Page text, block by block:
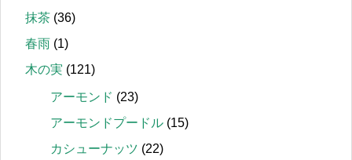
抹茶 (36)
春雨 (1)
木の実 (121)
アーモンド (23)
アーモンドプードル (15)
カシューナッツ (22)